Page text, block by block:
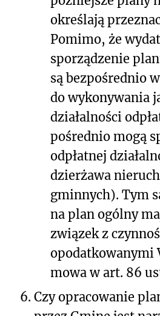
określają
Pomimo, że
sporządzenie
są bezpośrednio
do wykonywania
działalności
pośrednio mogą
odpłatnej
dzierżawa
gminnych). Tym
na plan ogólny
związek z
opodatkowanymi
mowa w art. 86
6. Czy opracowanie